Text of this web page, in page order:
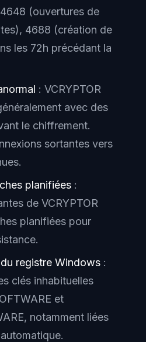
(ouvertures de
4688 (création de
les 72h précédant la
: VCRYPTOR
avec des
le chiffrement.
sortantes vers
planifiées :
de VCRYPTOR
planifiées pour
registre Windows :
clés inhabituelles
et
notamment liées